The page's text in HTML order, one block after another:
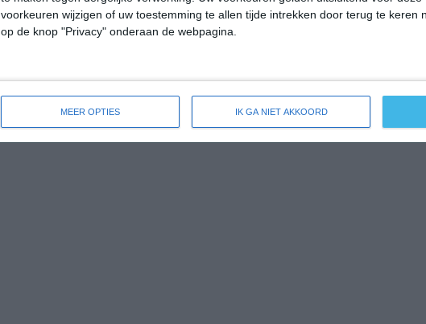
voorkeuren wijzigen of uw toestemming te allen tijde intrekken door terug te keren
op de knop "Privacy" onderaan de webpagina.
MEER OPTIES IK GA NIET AKKOORD
ONO 1 ONO 2 ONO 2 ONO 2 ONO 2 ONO 2
bekijk de uitgebreide weersverwachting voor Maierhöfen